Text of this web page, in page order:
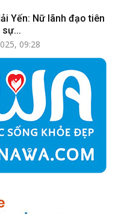
Yến: Nữ lãnh đạo tiên
09:28